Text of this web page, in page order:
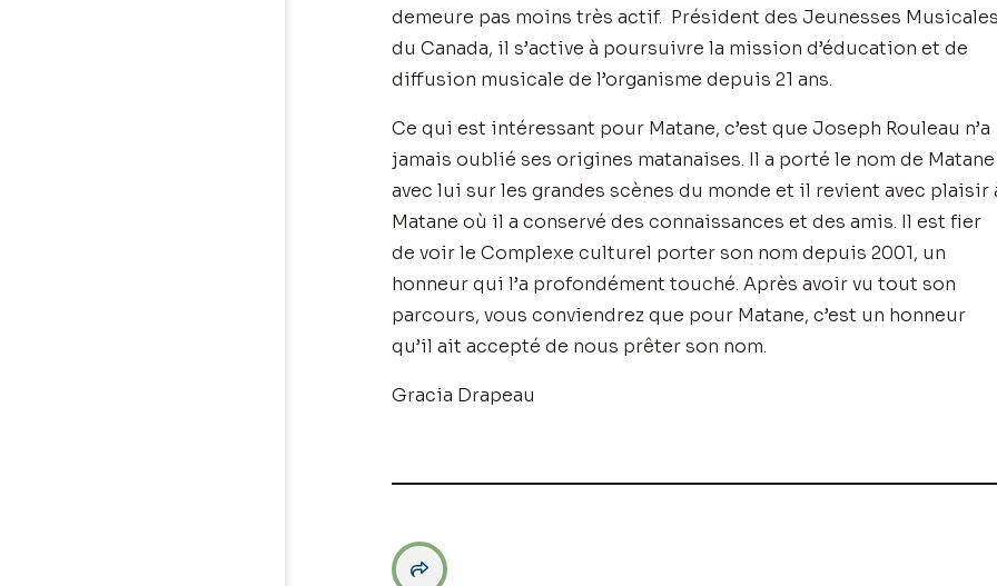
demeure pas moins très actif. Président des Jeunesses Musicales
du Canada, il s’active à poursuivre la mission d’éducation et de
diffusion musicale de l’organisme depuis 21 ans.
Ce qui est intéressant pour Matane, c’est que Joseph Rouleau n’a
jamais oublié ses origines matanaises. Il a porté le nom de Matane
avec lui sur les grandes scènes du monde et il revient avec plaisir
Matane où il a conservé des connaissances et des amis. Il est fier
de voir le Complexe culturel porter son nom depuis 2001, un
honneur qui l’a profondément touché. Après avoir vu tout son
parcours, vous conviendrez que pour Matane, c’est un honneur
qu’il ait accepté de nous prêter son nom.
Gracia Drapeau
